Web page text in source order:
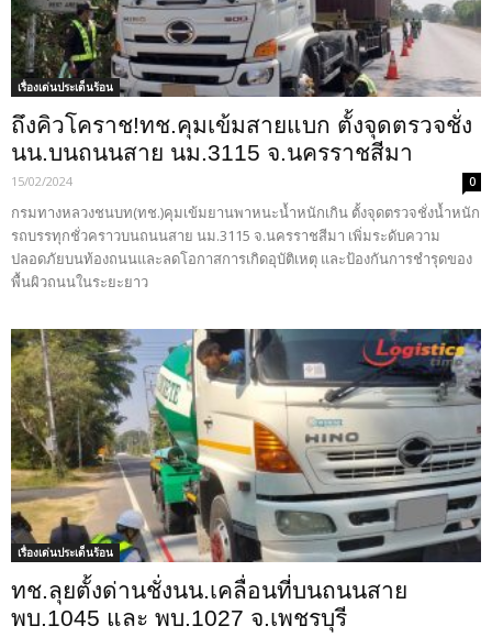
เรื่องเด่นประเด็นร้อน
ถึงคิวโคราช!ทช.คุมเข้มสายแบก ตั้งจุดตรวจชั่ง
นน.บนถนนสาย นม.3115 จ.นครราชสีมา
15/02/2024 0
กรมทางหลวงชนบท(ทช.)คุมเข้มยานพาหนะน้ำหนักเกิน ตั้งจุดตรวจชั่งน้ำหนัก
รถบรรทุกชั่วคราวบนถนนสาย นม.3115 จ.นครราชสีมา เพิ่มระดับความ
ปลอดภัยบนท้องถนนและลดโอกาสการเกิดอุบัติเหตุ และป้องกันการชำรุดของ
พื้นผิวถนนในระยะยาว
เรื่องเด่นประเด็นร้อน
ทช.ลุยตั้งด่านชั่งนน.เคลื่อนที่บนถนนสาย
พบ.1045 และ พบ.1027 จ.เพชรบุรี